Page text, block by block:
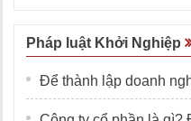
Pháp luật Khởi Nghiệp
Để thành lập doanh